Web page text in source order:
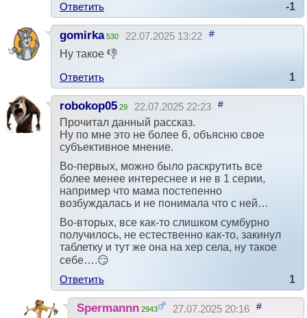
Ответить
-1
gomirka 530 22.07.2025 13:22 #
Ну такое 👎
Ответить
1
robokop05 29 22.07.2025 22:23 #
Прочитал данный рассказ.
Ну по мне это не более 6, объясню свое
субъективное мнение.
Во-первых, можно было раскрутить все
более менее интереснее и не в 1 серии,
например что мама постепенно
возбуждалась и не понимала что с ней…
Во-вторых, все как-то слишком сумбурно
получилось, не естественно как-то, закинул
таблетку и тут же она на хер села, ну такое
себе….😏
Ответить
1
Spermannn 2943 27.07.2025 20:16 #